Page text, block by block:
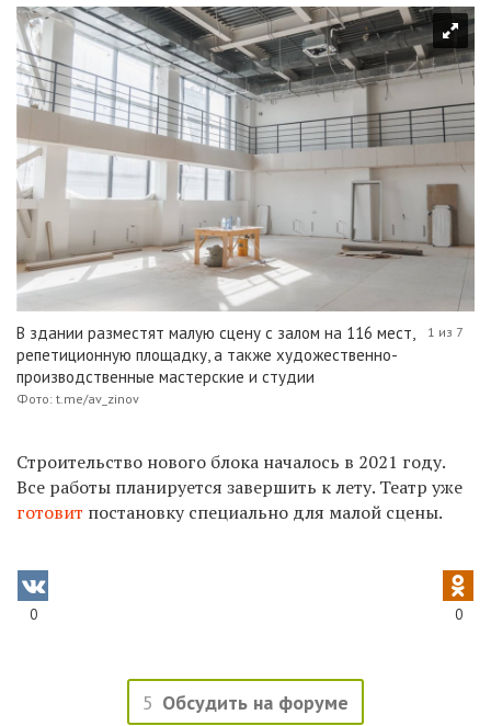
В здании разместят малую сцену с залом на 116 мест,
репетиционную площадку, а также художественно-
производственные мастерские и студии
Фото: t.me/av_zinov
1 из 7
Строительство нового блока началось в 2021 году.
Все работы планируется завершить к лету. Театр уже
готовит постановку специально для малой сцены.
0 0
5 Обсудить на форуме